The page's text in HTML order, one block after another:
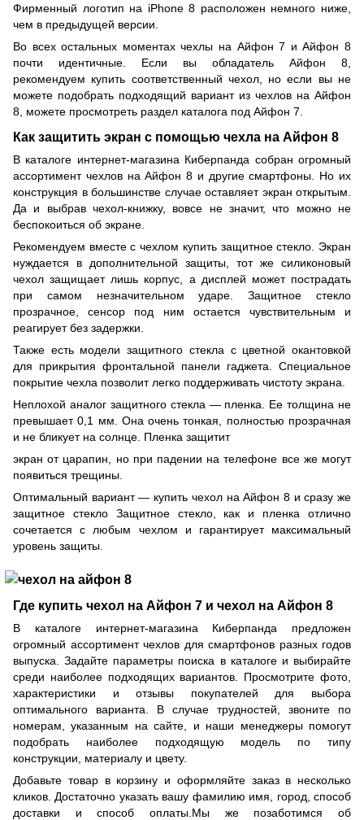
Фирменный логотип на iPhone 8 расположен немного ниже,
чем в предыдущей версии.
Во всех остальных моментах чехлы на Айфон 7 и Айфон 8
почти идентичные. Если вы обладатель Айфон 8,
рекомендуем купить соответственный чехол, но если вы не
можете подобрать подходящий вариант из чехлов на Айфон
8, можете просмотреть раздел каталога под Айфон 7.
Как защитить экран с помощью чехла на Айфон 8
В каталоге интернет-магазина Киберпанда собран огромный
ассортимент чехлов на Айфон 8 и другие смартфоны. Но их
конструкция в большинстве случае оставляет экран открытым.
Да и выбрав чехол-книжку, вовсе не значит, что можно не
беспокоиться об экране.
Рекомендуем вместе с чехлом купить защитное стекло. Экран
нуждается в дополнительной защиты, тот же силиконовый
чехол защищает лишь корпус, а дисплей может пострадать
при самом незначительном ударе. Защитное стекло
прозрачное, сенсор под ним остается чувствительным и
реагирует без задержки.
Также есть модели защитного стекла с цветной окантовкой
для прикрытия фронтальной панели гаджета. Специальное
покрытие чехла позволит легко поддерживать чистоту экрана.
Неплохой аналог защитного стекла — пленка. Ее толщина не
превышает 0,1 мм. Она очень тонкая, полностью прозрачная
и не бликует на солнце. Пленка защитит
экран от царапин, но при падении на телефоне все же могут
появиться трещины.
Оптимальный вариант — купить чехол на Айфон 8 и сразу же
защитное стекло Защитное стекло, как и пленка отлично
сочетается с любым чехлом и гарантирует максимальный
уровень защиты.
Где купить чехол на Айфон 7 и чехол на Айфон 8
В каталоге интернет-магазина Киберпанда предложен
огромный ассортимент чехлов для смартфонов разных годов
выпуска. Задайте параметры поиска в каталоге и выбирайте
среди наиболее подходящих вариантов. Просмотрите фото,
характеристики и отзывы покупателей для выбора
оптимального варианта. В случае трудностей, звоните по
номерам, указанным на сайте, и наши менеджеры помогут
подобрать наиболее подходящую модель по типу
конструкции, материалу и цвету.
Добавьте товар в корзину и оформляйте заказ в несколько
кликов. Достаточно указать вашу фамилию имя, город, способ
доставки и способ оплаты.Мы же позаботимся об